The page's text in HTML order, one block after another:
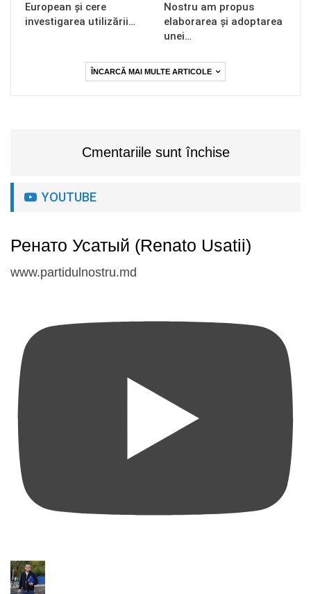
European și cere
investigarea utilizării…
Nostru am propus
elaborarea și adoptarea
unei…
ÎNCARCĂ MAI MULTE ARTICOLE
Cmentariile sunt închise
YOUTUBE
Ренато Усатый (Renato Usatii)
www.partidulnostru.md